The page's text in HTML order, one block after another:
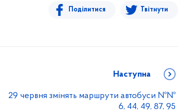
Поділитися Твітнути
Наступна
29 червня змінять маршрути автобуси №№
6, 44, 49, 87, 95